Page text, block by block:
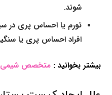
شوند.
تورم یا احساس پری در
افراد احساس پری یا
بیشتر بخوانید :متخصص شیمی